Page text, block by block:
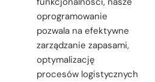
oprogramowanie
pozwala na efektywne
zarządzanie zapasami,
optymalizację
procesów logistycznych